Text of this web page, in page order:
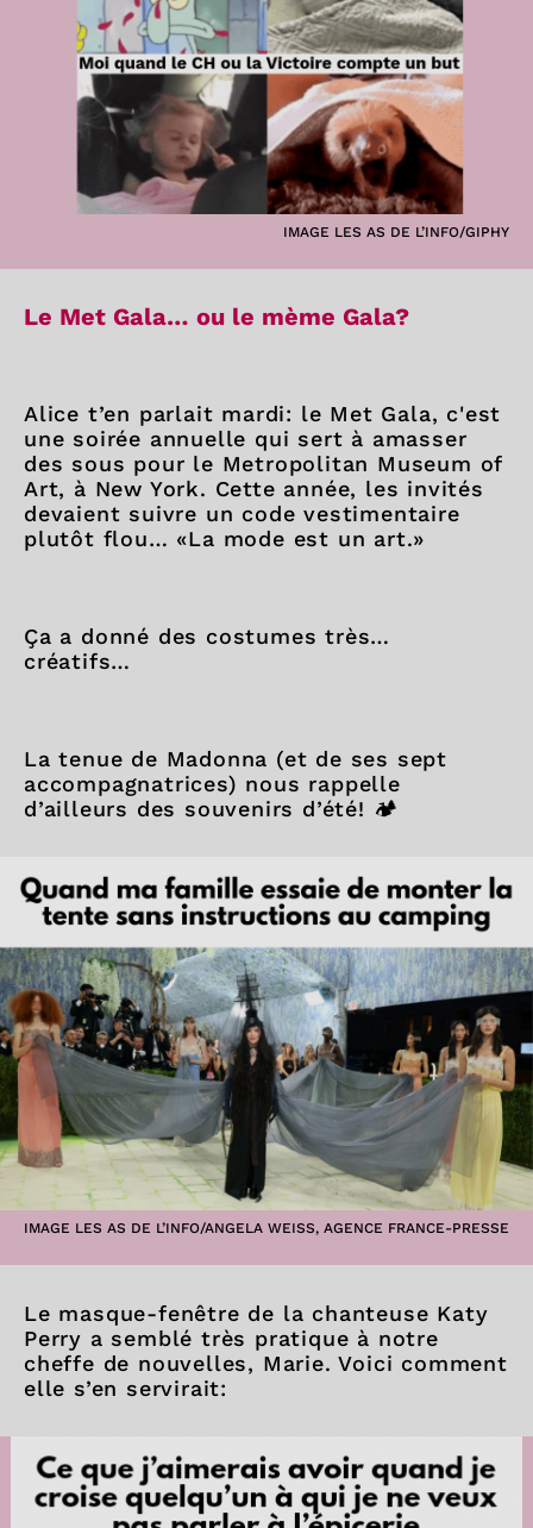
IMAGE LES AS DE L’INFO/GIPHY
Le Met Gala… ou le mème Gala?
Alice t’en parlait mardi: le Met Gala, c'est
une soirée annuelle qui sert à amasser
des sous pour le Metropolitan Museum of
Art, à New York. Cette année, les invités
devaient suivre un code vestimentaire
plutôt flou… «La mode est un art.»
Ça a donné des costumes très…
créatifs…
La tenue de Madonna (et de ses sept
accompagnatrices) nous rappelle
d’ailleurs des souvenirs d’été! 🏕️
IMAGE LES AS DE L’INFO/ANGELA WEISS, AGENCE FRANCE-PRESSE
Le masque-fenêtre de la chanteuse Katy
Perry a semblé très pratique à notre
cheffe de nouvelles, Marie. Voici comment
elle s’en servirait: